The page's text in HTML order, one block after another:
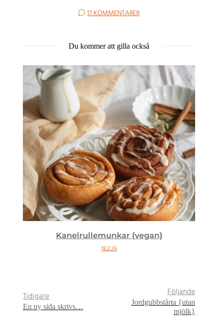
17 KOMMENTARER
Du kommer att gilla också
Kanelrullemunkar {vegan}
18.2.26
Tidigare
En ny sida skrivs…
Följande
Jordgubbstårta {utan
mjölk}